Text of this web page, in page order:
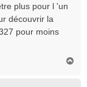
plus pour l 'un
découvrir la
pour moins